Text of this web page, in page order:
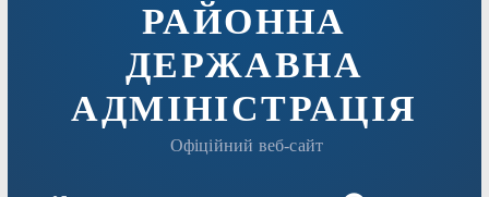
РАЙОННА
ДЕРЖАВНА
АДМІНІСТРАЦІЯ
Офіційний веб-сайт